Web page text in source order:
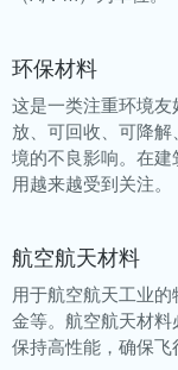
环保材料
这是一类注重环境
放、可回收、可降
境的不良影响。在
用越来越受到关注。
航空航天材料
用于航空航天工业
金等。航空航天材
保持高性能，确保飞